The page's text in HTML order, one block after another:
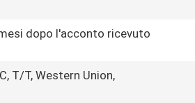
dopo l'acconto ricevuto
T/T, Western Union,